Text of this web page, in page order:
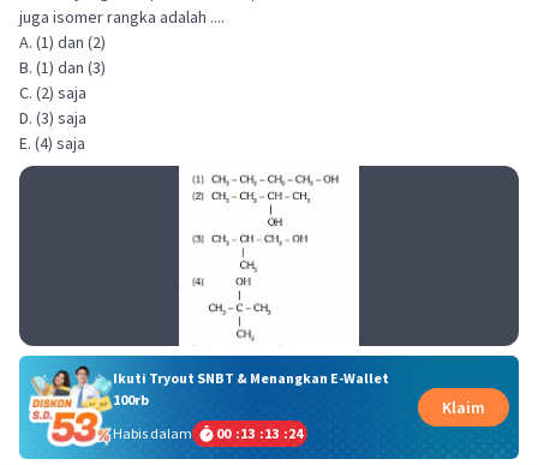
juga isomer rangka adalah ....
A. (1) dan (2)
B. (1) dan (3)
C. (2) saja
D. (3) saja
E. (4) saja
Ikuti Tryout SNBT & Menangkan E-Wallet
100rb
Habis dalam
00 :13 :13 :23
Klaim